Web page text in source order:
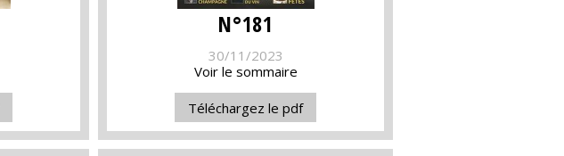
N°181
30/11/2023
Voir le sommaire
Téléchargez le pdf